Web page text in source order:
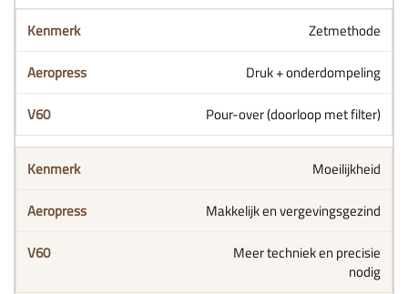
Zetmethode
Druk + onderdompeling
Pour-over (doorloop met filter)
Moeilijkheid
Makkelijk en vergevingsgezind
Meer techniek en precisie
nodig